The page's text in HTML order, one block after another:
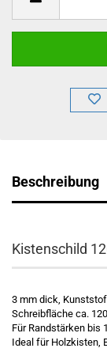
Beschreibung
Kistenschild
3 mm dick,
Schreibfläche ca.
Für Randstärken bis
Ideal für Holzkisten,